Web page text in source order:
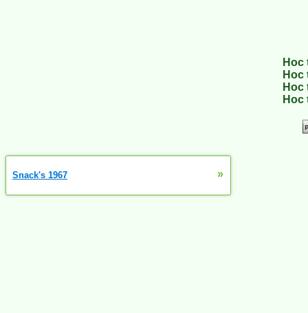
Hoc
Hoc
Hoc
Hoc
Snack's 1967 »